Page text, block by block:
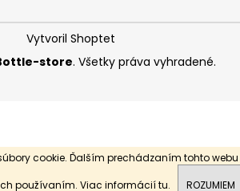
cookie. Ďalším prechádzaním tohto webu
používaním. Viac informáciítu. ROZUMIEM
Vytvoril Shoptet
store. Všetky práva vyhradené.